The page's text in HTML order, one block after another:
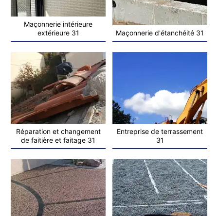
Maçonnerie intérieure
extérieure 31
Maçonnerie d'étanchéité 31
Réparation et changement
de faitière et faitage 31
Entreprise de terrassement
31